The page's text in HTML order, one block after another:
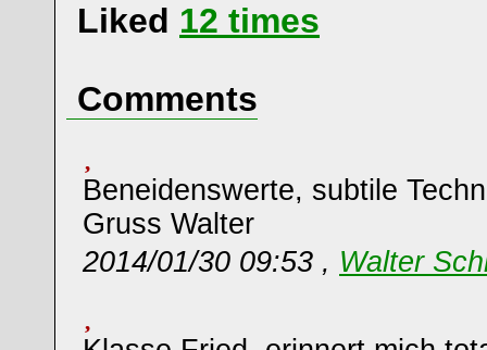
Liked 12 times
Comments
Beneidenswerte, subtile
Gruss Walter
2014/01/30 09:53 , Walter